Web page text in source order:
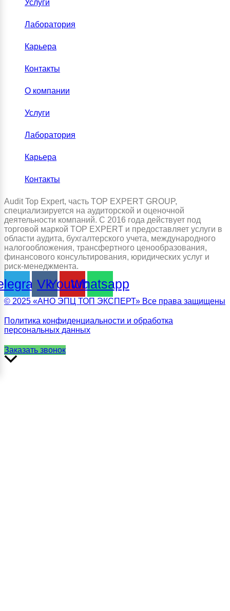
Услуги
Лаборатория
Карьера
Контакты
О компании
Услуги
Лаборатория
Карьера
Контакты
Audit Top Expert, часть TOP EXPERT GROUP,
специализируется на аудиторской и оценочной
деятельности компаний. С 2016 года действует под
торговой маркой TOP EXPERT и предоставляет услуги в
области аудита, бухгалтерского учета, международного
налогообложения, трансфертного ценообразования,
финансового консультирования, юридических услуг и
риск-менеджмента.
VkYoutube
Whatsapp
© 2025 «АНО ЭПЦ ТОП ЭКСПЕРТ» Все права защищены
Политика конфиденциальности и обработка
персональных данных
Заказать звонок